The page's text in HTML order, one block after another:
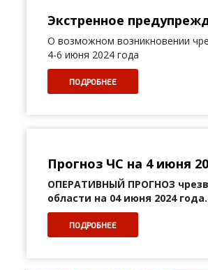
Экстренное
О возможном возникновении
4-6 июня 2024 года
ПОДРОБНЕЕ
Прогноз ЧС на 4 июня
ОПЕРАТИВНЫЙ ПРОГНОЗ
области на 04 июня 2024 года.
ПОДРОБНЕЕ